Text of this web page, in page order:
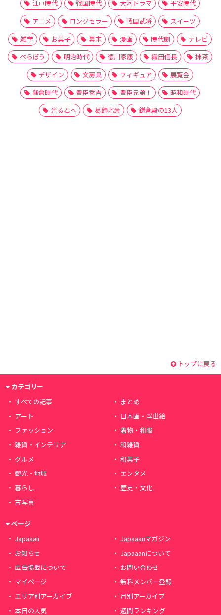
江戸時代 戦国時代 大河ドラマ
平安時代
アニメ
ロングセラー 戦国武将
スイーツ
雑学
お菓子 幕末 漫画 時代劇
テレビ
べらぼう
明治時代 徳川家康 織田信長
抹茶
デザイン
文房具 フィギュア
展覧会
鎌倉時代
豊臣秀吉 豊臣兄弟！
昭和時代
光る君へ
葛飾北斎 鎌倉殿の13人
トップに戻る
カテゴリー
すべての記事
まとめ
アート
日本画・浮世絵
ファッション
着物・和服
雑貨・インテリア
和雑貨
グルメ
和菓子
観光・地域
エンタメ
暮らし
歴史・文化
古写真
ページ
Japaaan
Japaaanマガジン
お知らせ
Japaaanについて
広告掲載について
お問い合わせ
マイページ
無料メンバー登録
エリア別アーカイブ
月別アーカイブ
本日の人気
週間ランキング